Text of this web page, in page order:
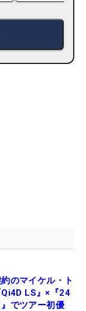
のマイケル・ト
LS』×『24
でツアー初優